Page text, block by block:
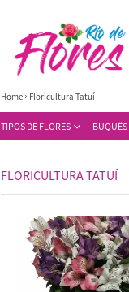
TIPOS DE FLORES BUQUÊS
Home Floricultura Tatuí
FLORICULTURA TATUÍ